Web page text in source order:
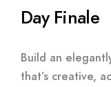
Day Finale
Build an
that’s creative,